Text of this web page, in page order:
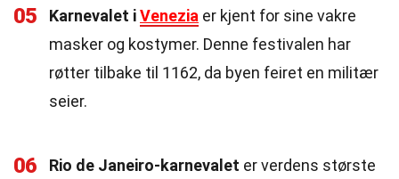
05 Karnevalet iVenezia er kjent for sine vakre
masker og kostymer. Denne festivalen har
røtter tilbake til 1162, da byen feiret en militær
seier.
06 Rio de Janeiro-karnevalet er verdens største